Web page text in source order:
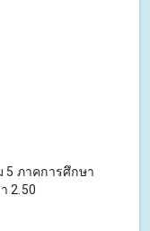
5 ภาคการศึกษา
2.50